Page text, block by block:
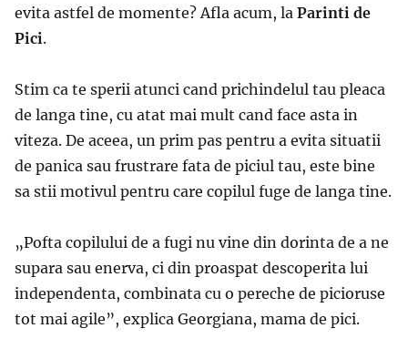
evita astfel de momente? Afla acum, la Parinti de
Pici.
Stim ca te sperii atunci cand prichindelul tau pleaca
de langa tine, cu atat mai mult cand face asta in
viteza. De aceea, un prim pas pentru a evita situatii
de panica sau frustrare fata de piciul tau, este bine
sa stii motivul pentru care copilul fuge de langa tine.
„Pofta copilului de a fugi nu vine din dorinta de a ne
supara sau enerva, ci din proaspat descoperita lui
independenta, combinata cu o pereche de picioruse
tot mai agile”, explica Georgiana, mama de pici.